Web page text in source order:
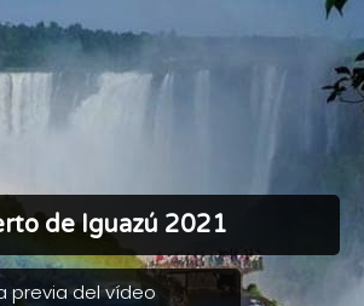
de Iguazú 2021
previa del vídeo